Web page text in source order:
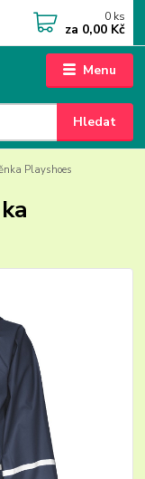
Menu
Hledat
0 ks
za 0,00 Kč
Playshoes